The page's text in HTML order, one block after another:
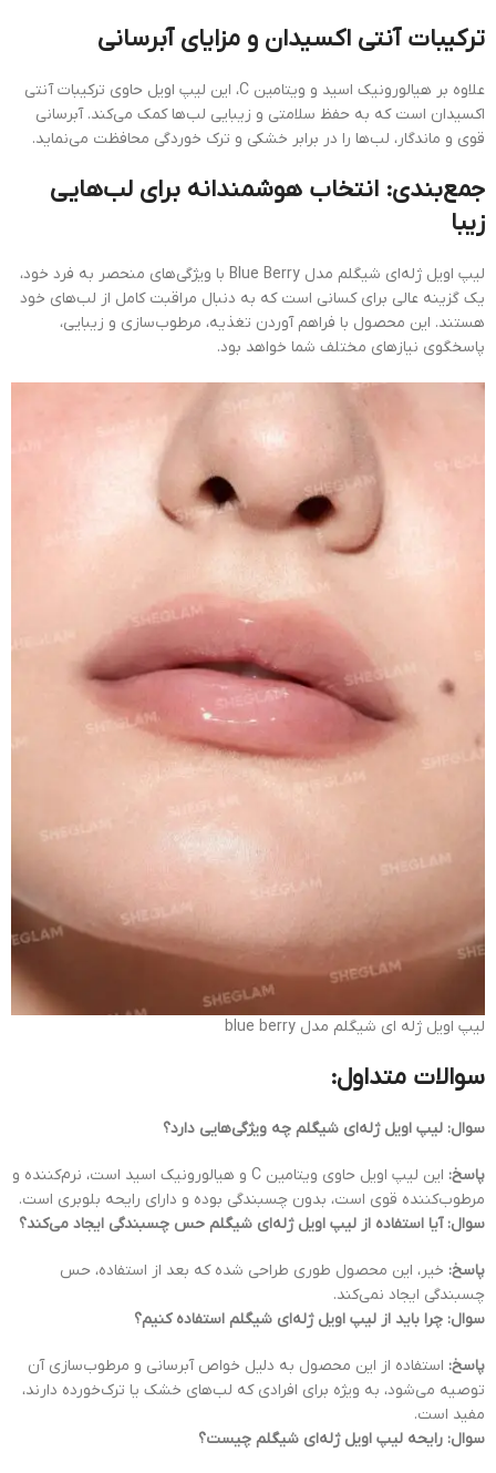
ترکیبات آنتی اکسیدان و مزایای آبرسانی
علاوه بر هیالورونیک اسید و ویتامین C، این لیپ اویل حاوی ترکیبات آنتی
اکسیدان است که به حفظ سلامتی و زیبایی لب‌ها کمک می‌کند. آبرسانی
قوی و ماندگار، لب‌ها را در برابر خشکی و ترک خوردگی محافظت می‌نماید.
جمع‌بندی: انتخاب هوشمندانه برای لب‌هایی
زیبا
لیپ اویل ژله‌ای شیگلم مدل Blue Berry با ویژگی‌های منحصر به فرد خود،
یک گزینه عالی برای کسانی است که به دنبال مراقبت کامل از لب‌های خود
هستند. این محصول با فراهم آوردن تغذیه، مرطوب‌سازی و زیبایی،
پاسخگوی نیازهای مختلف شما خواهد بود.
لیپ اویل ژله ای شیگلم مدل blue berry
سوالات متداول:
سوال: لیپ اویل ژله‌ای شیگلم چه ویژگی‌هایی دارد؟
پاسخ:
این لیپ اویل حاوی ویتامین C و هیالورونیک اسید است، نرم‌کننده و
مرطوب‌کننده قوی است، بدون چسبندگی بوده و دارای رایحه بلوبری است.
سوال: آیا استفاده از لیپ اویل ژله‌ای شیگلم حس چسبندگی ایجاد می‌کند؟
پاسخ: خیر، این محصول طوری طراحی شده که بعد از استفاده، حس
چسبندگی ایجاد نمی‌کند.
سوال: چرا باید از لیپ اویل ژله‌ای شیگلم استفاده کنیم؟
پاسخ: استفاده از این محصول به دلیل خواص آبرسانی و مرطوب‌سازی آن
توصیه می‌شود، به ویژه برای افرادی که لب‌های خشک یا ترک‌خورده دارند،
مفید است.
سوال: رایحه لیپ اویل ژله‌ای شیگلم چیست؟